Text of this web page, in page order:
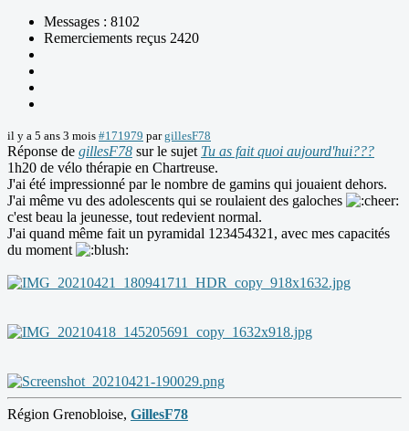
Messages : 8102
Remerciements reçus 2420
il y a 5 ans 3 mois #171979 pargillesF78
Réponse de gillesF78 sur le sujet Tu as fait quoi aujourd'hui???
1h20 de vélo thérapie en Chartreuse.
J'ai été impressionné par le nombre de gamins qui jouaient dehors.
J'ai même vu des adolescents qui se roulaient des galoches
c'est beau la jeunesse, tout redevient normal.
J'ai quand même fait un pyramidal 123454321, avec mes capacités
du moment
Région Grenobloise, GillesF78